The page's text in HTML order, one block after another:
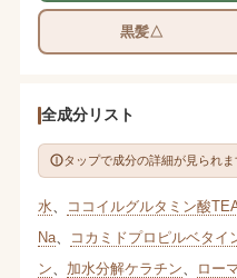
黒髪△
全成分リスト
タップで成分の詳細が見られま
水 ココイルグルタミン酸
Na、 コカミドプロピルベタイ
ン
加水分解ケラチン ロー